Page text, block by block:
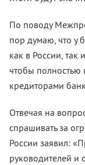
По поводу
пор думаю, что у
как в России, так
чтобы полностью
кредиторами
Отвечая на
спрашивать за
России заявил:
руководителей и